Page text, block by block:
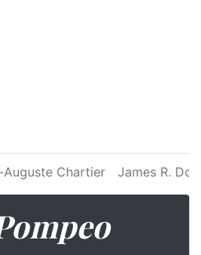
Auguste Chartier James R.